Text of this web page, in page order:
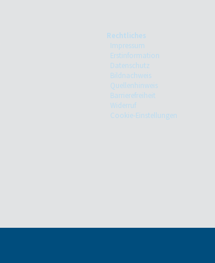
Rechtliches
Impressum
Erstinformation
Datenschutz
Bildnachweis
Quellenhinweis
Barrierefreiheit
Widerruf
Cookie-Einstellungen